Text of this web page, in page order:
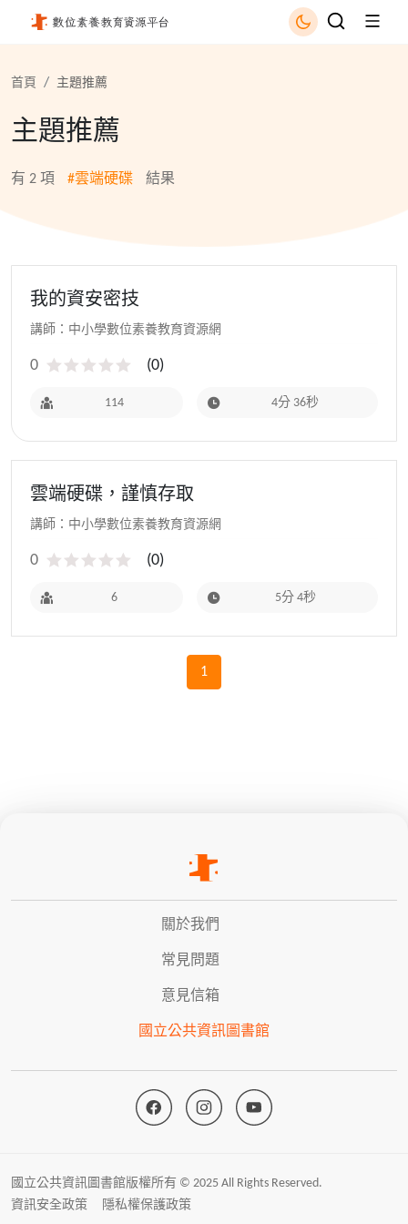
首頁 主題推薦
主題推薦
有 2 項 #雲端硬碟 結果
我的資安密技
講師：中小學數位素養教育資源網
0 (0)
114 4分 36秒
雲端硬碟，謹慎存取
講師：中小學數位素養教育資源網
0 (0)
6 5分 4秒
1
關於我們
常見問題
意見信箱
國立公共資訊圖書館
國立公共資訊圖書館版權所有 © 2025 All Rights Reserved.
資訊安全政策
隱私權保護政策